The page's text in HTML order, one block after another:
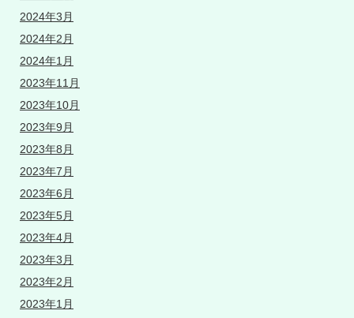
2024年3月
2024年2月
2024年1月
2023年11月
2023年10月
2023年9月
2023年8月
2023年7月
2023年6月
2023年5月
2023年4月
2023年3月
2023年2月
2023年1月